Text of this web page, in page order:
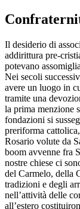
Il desiderio di
addirittura pre-
potevano
Nei secoli
avere un luogo in
tramite una
la prima menzione
fondazioni si
preriforma
Rosario volute da
boom avvenne fra
nostre chiese ci
del Carmelo, della
tradizioni e degli
nell’attività delle
all’estero